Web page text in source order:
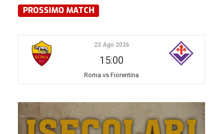
PROSSIMO MATCH
23 Ago 2026
15:00
Roma vs Fiorentina